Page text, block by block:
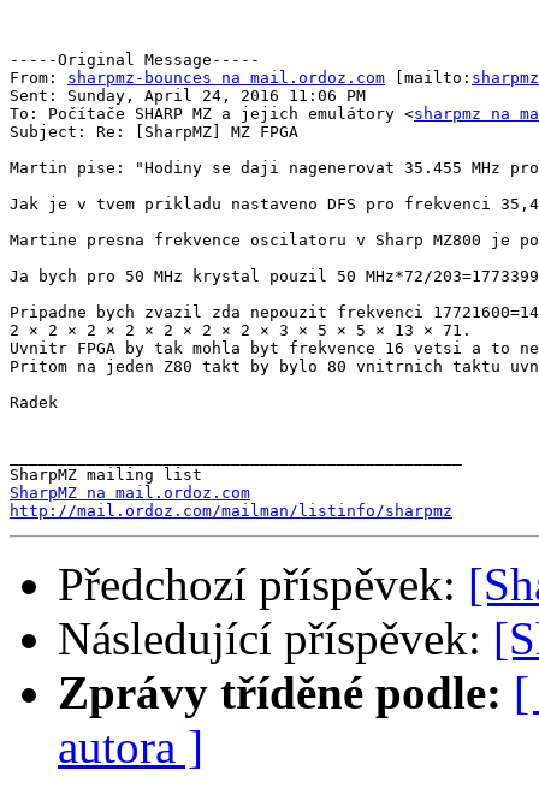
-----Original Message-----
From: sharpmz-bounces na mail.ordoz.com [mailto:
Sent: Sunday, April 24, 2016 11:06 PM
To: Počítače SHARP MZ a jejich emulátory <sharpmz na
Subject: Re: [SharpMZ] MZ FPGA
Martin pise: "Hodiny se daji nagenerovat 35.455 MHz
Jak je v tvem prikladu nastaveno DFS pro frekvenci
Martine presna frekvence oscilatoru v Sharp MZ800 je
Ja bych pro 50 MHz krystal pouzil 50 MHz*72/
Pripadne bych zvazil zda nepouzit frekvenci
2 × 2 × 2 × 2 × 2 × 2 × 2 × 3 × 5 × 5 × 13 × 71.
Uvnitr FPGA by tak mohla byt frekvence 16 vetsi a to
Pritom na jeden Z80 takt by bylo 80 vnitrnich taktu
Radek
SharpMZ na mail.ordoz.com
http://mail.ordoz.com/mailman/listinfo/sharpmz
Předchozí příspěvek:
Následující příspěvek:
Zprávy tříděné podle: [
autora ]